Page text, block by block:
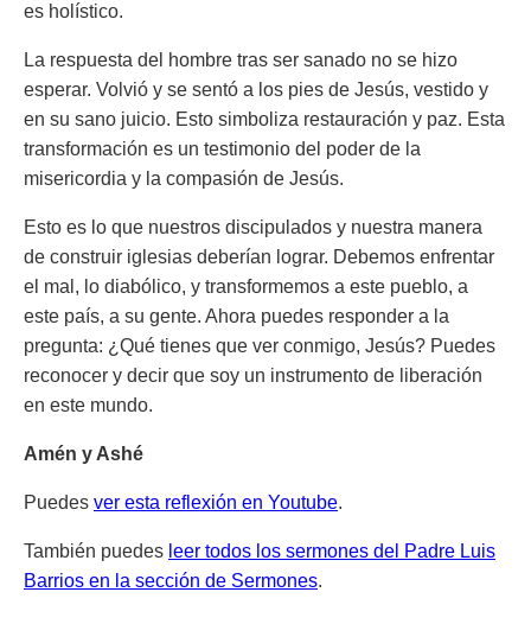
es holístico.
La respuesta del hombre tras ser sanado no se hizo
esperar. Volvió y se sentó a los pies de Jesús, vestido y
en su sano juicio. Esto simboliza restauración y paz. Esta
transformación es un testimonio del poder de la
misericordia y la compasión de Jesús.
Esto es lo que nuestros discipulados y nuestra manera
de construir iglesias deberían lograr. Debemos enfrentar
el mal, lo diabólico, y transformemos a este pueblo, a
este país, a su gente. Ahora puedes responder a la
pregunta: ¿Qué tienes que ver conmigo, Jesús? Puedes
reconocer y decir que soy un instrumento de liberación
en este mundo.
Amén y Ashé
Puedes ver esta reflexión en Youtube.
También puedes leer todos los sermones del Padre Luis
Barrios en la sección de Sermones.